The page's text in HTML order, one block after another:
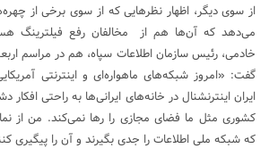
از سوی دیگر، اظهار نظرهایی که از سوی برخی از
می‌دهد که آن‌ها هم از مخالفان رفع فیلترینگ
خادمی، رئیس سازمان اطلاعات سپاه، هم در مراسم
گفت: «امروز شبکه‌های ماهواره‌ای و اینترنتی
ایران اینترنشنال در خانه‌های ایرانی‌ها به راحتی
کشوری مثل ما فضای مجازی را رها نمی‌کند. من از
که شبکه ملی اطلاعات را جدی بگیرند و آن را پیگیری